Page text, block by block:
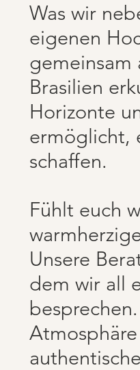
Was wir
eigenen
Brasilien
Horizonte
ermöglicht,
schaffen.
Fühlt euch
Unsere
dem wir all